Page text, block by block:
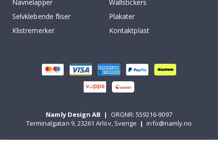
Navnelapper
Wallstickers
Selvklebende fliser
Plakater
Klistremerker
Kontaktplast
Namly Design AB |
ORGNR: 559216-9097
Terminalgatan 9, 23261 Arlöv, Sverige | info@namly.no